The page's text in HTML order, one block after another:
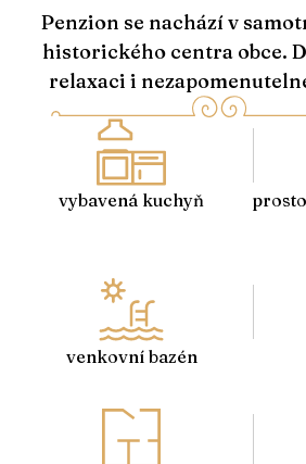
Penzion se nachází v
historického centra obce.
relaxaci i
vybavená kuchyň
venkovní bazén